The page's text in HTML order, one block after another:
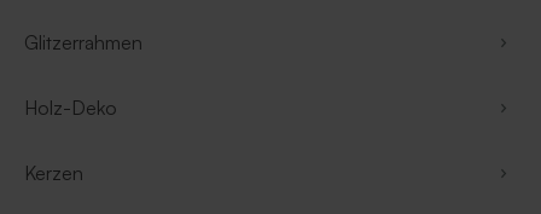
Glitzerrahmen
Holz-Deko
Kerzen